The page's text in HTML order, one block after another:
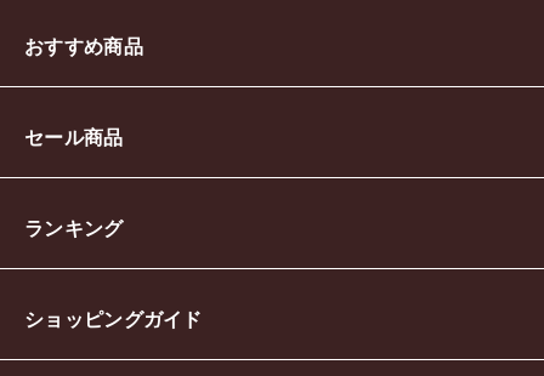
おすすめ商品
セール商品
ランキング
ショッピングガイド